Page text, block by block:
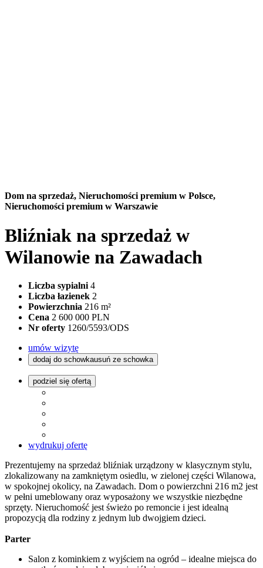
Dom na sprzedaż, Nieruchomości premium w Polsce,
Nieruchomości premium w Warszawie
Bliźniak na sprzedaż w
Wilanowie na Zawadach
Liczba sypialni 4
Liczba łazienek 2
Powierzchnia 216 m²
Cena 2 600 000 PLN
Nr oferty 1260/5593/ODS
umów wizytę
dodaj do schowkausuń ze schowka
podziel się ofertą
wydrukuj ofertę
Prezentujemy na sprzedaż bliźniak urządzony w klasycznym stylu,
zlokalizowany na zamkniętym osiedlu, w zielonej części Wilanowa,
w spokojnej okolicy, na Zawadach. Dom o powierzchni 216 m2 jest
w pełni umeblowany oraz wyposażony we wszystkie niezbędne
sprzęty. Nieruchomość jest świeżo po remoncie i jest idealną
propozycją dla rodziny z jednym lub dwojgiem dzieci.
Parter
Salon z kominkiem z wyjściem na ogród – idealne miejsca do